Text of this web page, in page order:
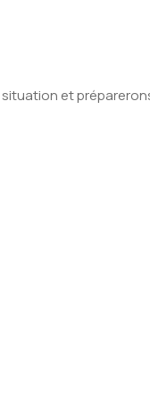
et